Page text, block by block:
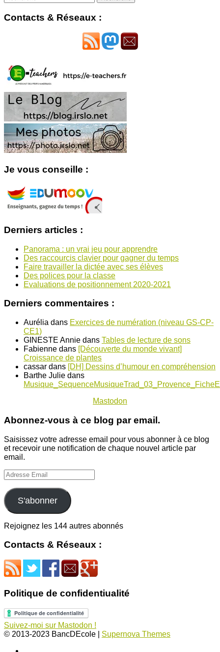
Contacts & Réseaux :
Je vous conseille :
Derniers articles :
Panorama : un vrai jeu pour apprendre
Des raccourcis clavier pour gagner du temps
Faire travailler la dictée avec ses élèves
Des polices pour la classe
Evaluations de positionnement 2020-2021
Derniers commentaires :
Aurélia dans Exercices de numération (niveau GS-CP-
CE1)
GINESTE Annie dans Tables de lecture de sons
Fabienne dans [Découverte du monde vivant]
Croissance de plantes
cassar dans [DH] Dessins d’humour en compréhension
Barthe Julie dans
Mastodon
Abonnez-vous à ce blog par email.
Saisissez votre adresse email pour vous abonner à ce blog
et recevoir une notification de chaque nouvel article par
email.
Adresse
Email
S'abonner
Rejoignez les 144 autres abonnés
Contacts & Réseaux :
Politique de confidentiualité
Suivez-moi sur Mastodon !
© 2013-2023 BancDEcole
Supernova Themes